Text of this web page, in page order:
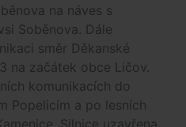
na náves s
Soběnova. Dále
směr Děkanské
na začátek obce Ličov.
komunikacích do
Popelicím a po lesních
Silnice uzavřena